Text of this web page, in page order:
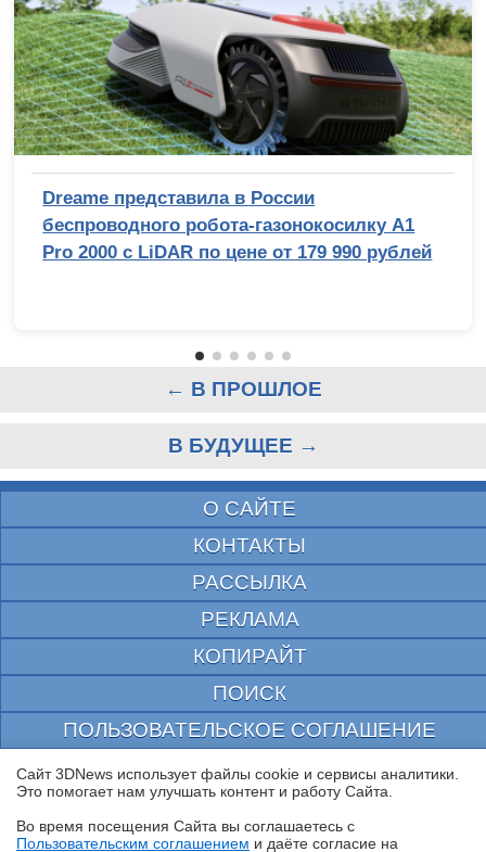
Dreame представила в России
беспроводного робота-газонокосилку A1
Pro 2000 с LiDAR по цене от 179 990 рублей
← В ПРОШЛОЕ
В БУДУЩЕЕ →
О САЙТЕ
КОНТАКТЫ
РАССЫЛКА
РЕКЛАМА
КОПИРАЙТ
ПОИСК
ПОЛЬЗОВАТЕЛЬСКОЕ СОГЛАШЕНИЕ
ЗАЩИЩЕНО CURATOR
© 1997—2026 Электронное периодическое издание "3ДНьюс" | Свидетельство о
выдано Федеральной Службой по надзору за соблюдением законодательства в сфере
массовых коммуникаций и охране культурного наследия
Сайт 3DNews использует файлы cookie и сервисы аналитики.
Это помогает нам улучшать контент и работу Cайта.
Во время посещения Cайта вы соглашаетесь с
Пользовательским соглашением и даёте согласие на